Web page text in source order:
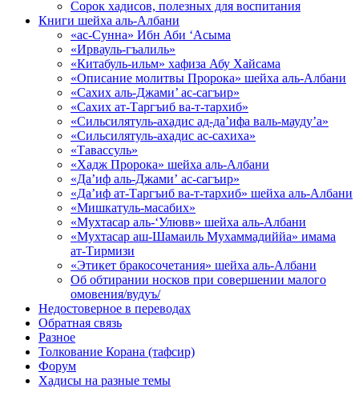
Сорок хадисов, полезных для воспитания
Книги шейха аль-Албани
«ас-Сунна» Ибн Аби ‘Асыма
«Ирвауль-гъалиль»
«Китабуль-ильм» хафиза Абу Хайсама
«Описание молитвы Пророка» шейха аль-Албани
«Сахих аль-Джами’ ас-сагъир»
«Сахих ат-Таргъиб ва-т-тархиб»
«Сильсилятуль-ахадис ад-да’ифа валь-мауду’а»
«Сильсилятуль-ахадис ас-сахиха»
«Тавассуль»
«Хадж Пророка» шейха аль-Албани
«Да’иф аль-Джами’ ас-сагъир»
«Да’иф ат-Таргъиб ва-т-тархиб» шейха аль-Албани
«Мишкатуль-масабих»
«Мухтасар аль-‘Улювв» шейха аль-Албани
«Мухтасар аш-Шамаиль Мухаммадиййа» имама
ат-Тирмизи
«Этикет бракосочетания» шейха аль-Албани
Об обтирании носков при совершении малого
омовения/вудуъ/
Недостоверное в переводах
Обратная связь
Разное
Толкование Корана (тафсир)
Форум
Хадисы на разные темы